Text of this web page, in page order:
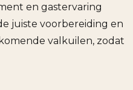
en gastervaring
juiste voorbereiding en
valkuilen, zodat